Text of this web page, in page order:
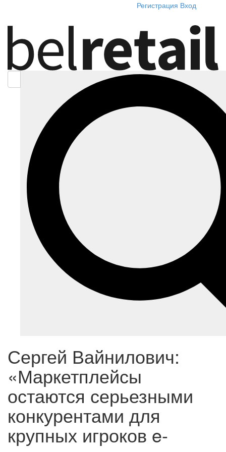
Регистрация Вход
Сергей Вайнилович:
«Маркетплейсы
остаются серьезными
конкурентами для
крупных игроков e-